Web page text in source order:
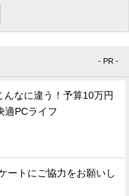
- PR -
んなに違う！予算10万円
適PCライフ
ートにご協力をお願いし